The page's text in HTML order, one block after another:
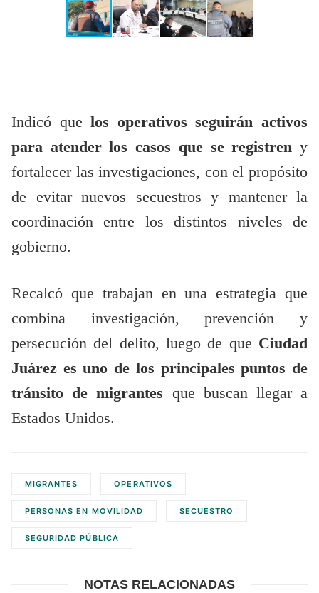
Indicó que los operativos seguirán activos
para atender los casos que se registren y
fortalecer las investigaciones, con el propósito
de evitar nuevos secuestros y mantener la
coordinación entre los distintos niveles de
gobierno.
Recalcó que trabajan en una estrategia que
combina investigación, prevención y
persecución del delito, luego de que Ciudad
Juárez es uno de los principales puntos de
tránsito de migrantes que buscan llegar a
Estados Unidos.
MIGRANTES OPERATIVOS
PERSONAS EN MOVILIDAD SECUESTRO
SEGURIDAD PÚBLICA
NOTAS RELACIONADAS